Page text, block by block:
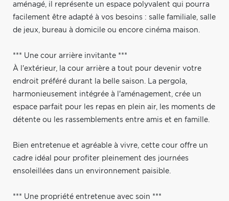
aménagé, il représente un espace polyvalent qui pourra
facilement être adapté à vos besoins : salle familiale, salle
de jeux, bureau à domicile ou encore cinéma maison.
*** Une cour arrière invitante ***
À l'extérieur, la cour arrière a tout pour devenir votre
endroit préféré durant la belle saison. La pergola,
harmonieusement intégrée à l'aménagement, crée un
espace parfait pour les repas en plein air, les moments de
détente ou les rassemblements entre amis et en famille.
Bien entretenue et agréable à vivre, cette cour offre un
cadre idéal pour profiter pleinement des journées
ensoleillées dans un environnement paisible.
*** Une propriété entretenue avec soin ***